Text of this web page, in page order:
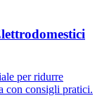
per ridurre
con consigli pratici.